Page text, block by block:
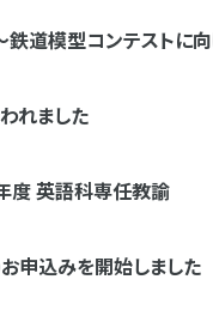
鉄道模型コンテストに
れました
度 英語科専任教諭
申込みを開始しました